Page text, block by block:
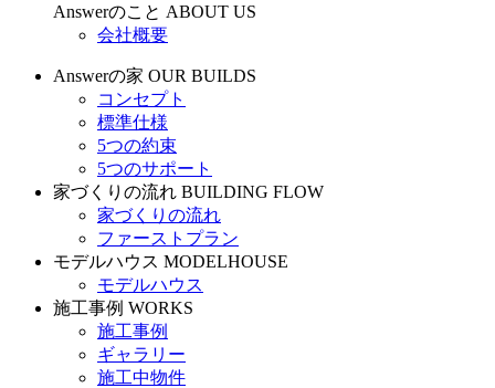
Answerのこと ABOUT US
会社概要
Answerの家 OUR BUILDS
コンセプト
標準仕様
5つの約束
5つのサポート
家づくりの流れ BUILDING FLOW
家づくりの流れ
ファーストプラン
モデルハウス MODELHOUSE
モデルハウス
施工事例 WORKS
施工事例
ギャラリー
施工中物件